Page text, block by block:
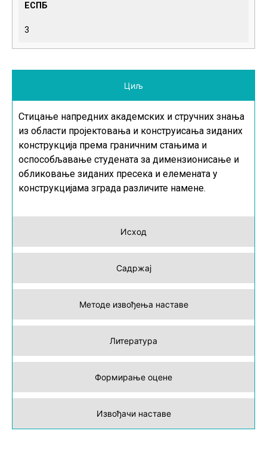
ЕСПБ
3
Циљ
Исход
Садржај
Методе извођења наставе
Литература
Формирање оцене
Извођачи наставе
Стицање напредних академских и стручних знања
из области пројектовања и конструисања зиданих
конструкција према граничним стањима и
оспособљавање студената за димензионисање и
обликовање зиданих пресека и елемената у
конструкцијама зграда различите намене.